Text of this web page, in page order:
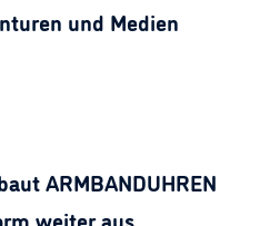
und Medien
ARMBANDUHREN
weiter aus